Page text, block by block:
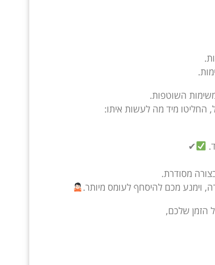
השוטפות.
החליטו מיד מה לעשות איתו:
✔
וימנע מכם להיסחף לעומס מיותר.
הזמן שלכם,